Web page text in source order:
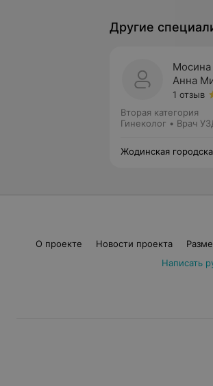
Другие
Мосина
Анна
1 отзыв
Вторая категория
Гинеколог • Врач
Жодинская
О проекте Новости проекта
Написать